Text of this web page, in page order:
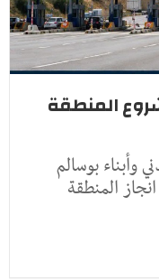
المنطقة
وأبناء بوسالم
المنطقة